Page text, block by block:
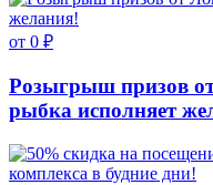
от 0 ₽
Розыгрыш призов
рыбка исполняет